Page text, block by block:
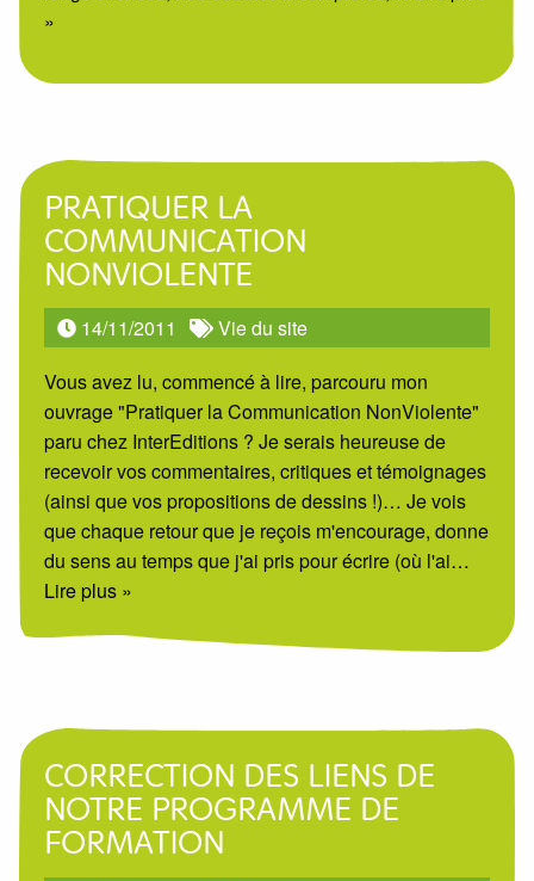
»
PRATIQUER LA
COMMUNICATION
NONVIOLENTE
14/11/2011
Vie du site
Vous avez lu, commencé à lire, parcouru mon
ouvrage "Pratiquer la Communication NonViolente"
paru chez InterEditions ? Je serais heureuse de
recevoir vos commentaires, critiques et témoignages
(ainsi que vos propositions de dessins !)… Je vois
que chaque retour que je reçois m'encourage, donne
du sens au temps que j'ai pris pour écrire (où l'ai…
Lire plus »
CORRECTION DES LIENS DE
NOTRE PROGRAMME DE
FORMATION